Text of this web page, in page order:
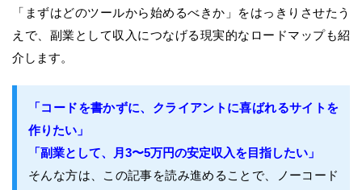
「まずはどのツールから始めるべきか」をはっきりさせたう
えで、副業として収入につなげる現実的なロードマップも紹
介します。
「コードを書かずに、クライアントに喜ばれるサイトを
作りたい」
「副業として、月3〜5万円の安定収入を目指したい」
そんな方は、この記事を読み進めることで、ノーコード